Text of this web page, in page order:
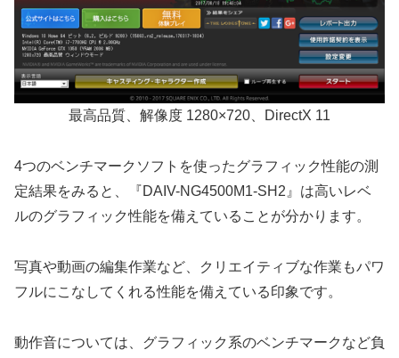
最高品質、解像度 1280×720、DirectX 11
4つのベンチマークソフトを使ったグラフィック性能の測
定結果をみると、『DAIV-NG4500M1-SH2』は高いレベ
ルのグラフィック性能を備えていることが分かります。
写真や動画の編集作業など、クリエイティブな作業もパワ
フルにこなしてくれる性能を備えている印象です。
動作音については、グラフィック系のベンチマークなど負